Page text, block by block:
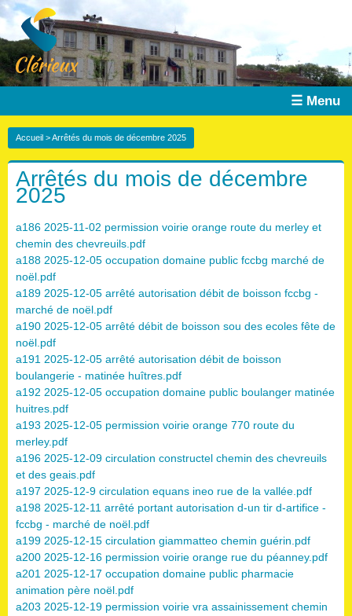
☰ Menu
Accueil > Arrêtés du mois de décembre 2025
Arrêtés du mois de décembre
2025
a186 2025-11-02 permission voirie orange route du merley et
chemin des chevreuils.pdf
a188 2025-12-05 occupation domaine public fccbg marché de
noël.pdf
a189 2025-12-05 arrêté autorisation débit de boisson fccbg -
marché de noël.pdf
a190 2025-12-05 arrêté débit de boisson sou des ecoles fête de
noël.pdf
a191 2025-12-05 arrêté autorisation débit de boisson
boulangerie - matinée huîtres.pdf
a192 2025-12-05 occupation domaine public boulanger matinée
huitres.pdf
a193 2025-12-05 permission voirie orange 770 route du
merley.pdf
a196 2025-12-09 circulation constructel chemin des chevreuils
et des geais.pdf
a197 2025-12-9 circulation equans ineo rue de la vallée.pdf
a198 2025-12-11 arrêté portant autorisation d-un tir d-artifice -
fccbg - marché de noël.pdf
a199 2025-12-15 circulation giammatteo chemin guérin.pdf
a200 2025-12-16 permission voirie orange rue du péanney.pdf
a201 2025-12-17 occupation domaine public pharmacie
animation père noël.pdf
a203 2025-12-19 permission voirie vra assainissement chemin